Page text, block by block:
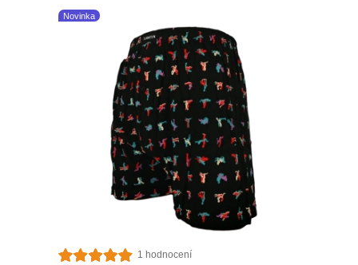
Novinka
1 hodnocení